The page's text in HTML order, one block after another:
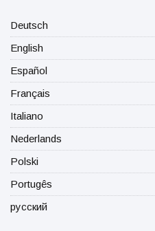
Deutsch
English
Español
Français
Italiano
Nederlands
Polski
Portugês
русский